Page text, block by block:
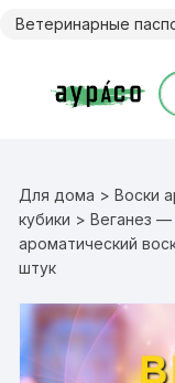
Ветеринарные
Для дома >Воски
кубики > Веганез —
ароматический
штук